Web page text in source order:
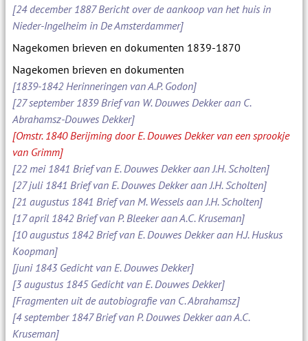
[24 december 1887 Bericht over de aankoop van het huis in
Nieder-Ingelheim in De Amsterdammer]
Nagekomen brieven en dokumenten 1839-1870
Nagekomen brieven en dokumenten
[1839-1842 Herinneringen van A.P. Godon]
[27 september 1839 Brief van W. Douwes Dekker aan C.
Abrahamsz-Douwes Dekker]
[Omstr. 1840 Berijming door E. Douwes Dekker van een sprookje
van Grimm]
[22 mei 1841 Brief van E. Douwes Dekker aan J.H. Scholten]
[27 juli 1841 Brief van E. Douwes Dekker aan J.H. Scholten]
[21 augustus 1841 Brief van M. Wessels aan J.H. Scholten]
[17 april 1842 Brief van P. Bleeker aan A.C. Kruseman]
[10 augustus 1842 Brief van E. Douwes Dekker aan H.J. Huskus
Koopman]
[juni 1843 Gedicht van E. Douwes Dekker]
[3 augustus 1845 Gedicht van E. Douwes Dekker]
[Fragmenten uit de autobiografie van C. Abrahamsz]
[4 september 1847 Brief van P. Douwes Dekker aan A.C.
Kruseman]